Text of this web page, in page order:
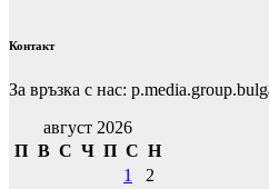
Контакт
За връзка с нас:
август 2026
П В С Ч П С Н
1
2